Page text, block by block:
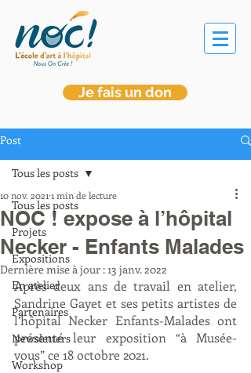
Je fais un don
Post
Tous les posts
Projets
Expositions
En atelier
Partenaires
Newsletters
Workshop
Tous les posts
NOC ! expose à l’hôpital
Necker - Enfants Malades
10 nov. 2021 1 min de lecture
Dernière mise à jour :13 janv. 2022
Après deux ans de travail en atelier,
Sandrine Gayet et ses petits artistes de
l’hôpital Necker Enfants-Malades ont
présenté leur exposition “à Musée-
vous” ce 18 octobre 2021.